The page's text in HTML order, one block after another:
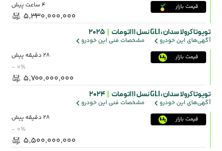
قیمت بازار 4 ساعت پیش
۵٬۳۳۰٬۰۰۰٬۰۰۰
تویوتا کرولا سدان ،GLI نسل ۱۱ اتومات 2025
آگهی‌های این خودرو مشخصات فنی این خودرو
قیمت بازار 28 دقیقه پیش
- ۰٪
۵٬۷۰۰٬۰۰۰٬۰۰۰
تویوتا کرولا سدان ،GLI نسل ۱۱ اتومات 2024
آگهی‌های این خودرو مشخصات فنی این خودرو
قیمت بازار 28 دقیقه پیش
- ۰٪
۵٬۵۰۰٬۰۰۰٬۰۰۰